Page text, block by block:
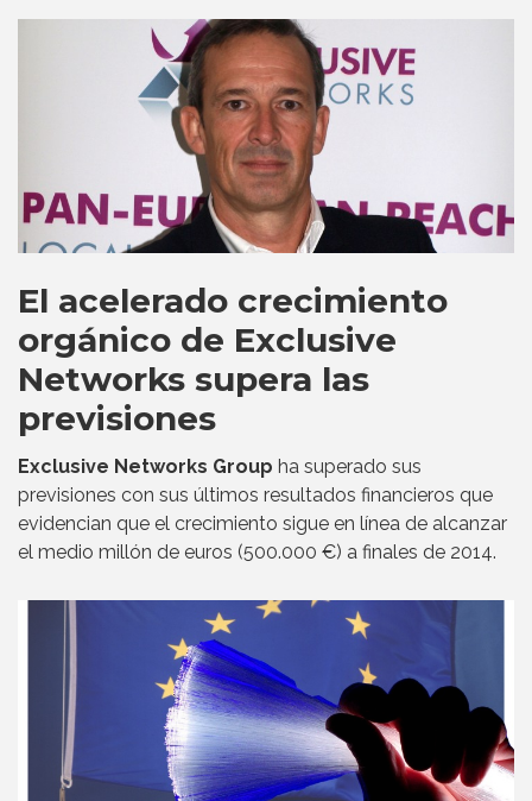
El acelerado crecimiento
orgánico de Exclusive
Networks supera las
previsiones
Exclusive Networks Group ha superado sus
previsiones con sus últimos resultados financieros que
evidencian que el crecimiento sigue en línea de alcanzar
el medio millón de euros (500.000 €) a finales de 2014.